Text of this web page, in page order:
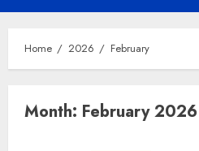
Menu
Home 2026 February
Month: February 2026